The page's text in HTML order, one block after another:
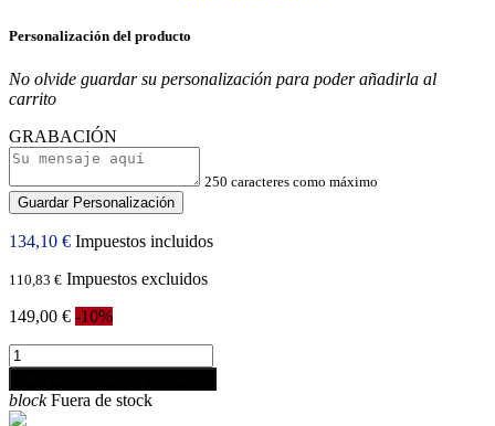
Personalización del producto
No olvide guardar su personalización para poder añadirla al
carrito
GRABACIÓN
250 caracteres como máximo
Guardar Personalización
134,10 € Impuestos incluidos
110,83 € Impuestos excluidos
149,00 € -10%
blockFuera de stock